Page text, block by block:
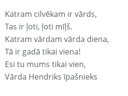
Katram cilvēkam ir vārds,
Tas ir ļoti, ļoti mīļš.
Katram vārdam vārda diena,
Tā ir gadā tikai viena!
Esi tu mums tikai vien,
Vārda Hendriks īpašnieks